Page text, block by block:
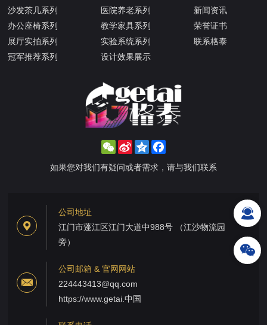
沙发茶几系列
办公座椅系列
展厅实拍系列
冠军推荐系列
医院养老系列
教学家具系列
实验系统系列
设计效果展示
新闻资讯
荣誉证书
联系格泰
WeChat
Sina
Weibo
Qzone
如果您对我们有疑问或者需求，请与我们联系
公司地址
江门市蓬江区江门大道中988号 （江沙物流园
旁）
公司邮箱 & 官网网站
224443413@qq.com
https://www.getai.中国